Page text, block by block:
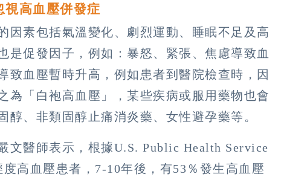
視高血壓併發症
因素包括氣溫變化、劇烈運動、睡眠不足及高
是促發因子，例如：暴怒、緊張、焦慮導致血
致血壓暫時升高，例如患者到醫院檢查時，因
為「白袍高血壓」，某些疾病或服用藥物也會
醇、非類固醇止痛消炎藥、女性避孕藥等。
文醫師表示，根據U.S. Public Health Service
高血壓患者，7-10年後，有53％發生高血壓